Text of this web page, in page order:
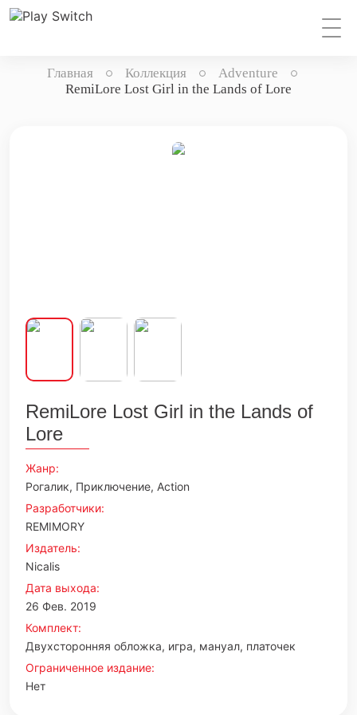
Главная Коллекция
Adventure
RemiLore Lost Girl in the Lands of Lore
RemiLore Lost Girl in the Lands of
Lore
Жанр:
Рогалик, Приключение, Action
Разработчики:
REMIMORY
Издатель:
Nicalis
Дата выхода:
26 Фев. 2019
Комплект:
Двухсторонняя обложка, игра, мануал, платочек
Ограниченное издание:
Нет